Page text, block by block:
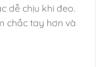
dễ chịu khi đeo.
chắc tay hơn và